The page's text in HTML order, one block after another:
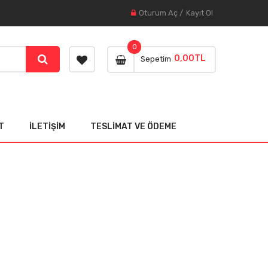
Oturum Aç / Kayıt Ol
Sepetim
0
0,00TL
İLETIŞIM TESLIMAT VE ÖDEME